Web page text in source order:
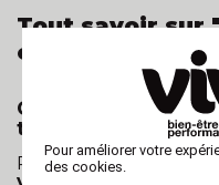
Tout savoir sur
ciseaux"
Comment ranger
toilettage ?
Pour garantir
la
Pour améliorer votre
des cookies.